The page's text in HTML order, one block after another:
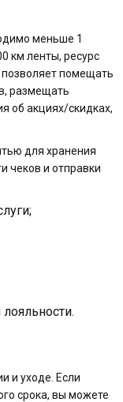
меньше 1
км ленты, ресурс
помещать
размещать
об акциях/скидках,
для хранения
чеков и отправки
и уходе. Если
срока, вы можете